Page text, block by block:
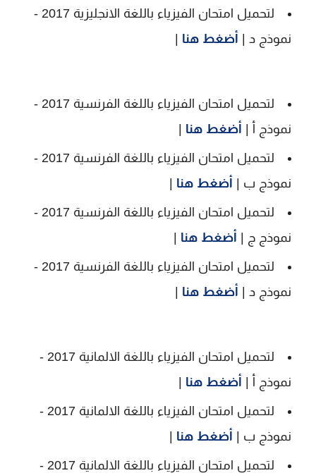
لتحميل امتحان الفيزياء باللغة الانجليزية 2017 -
نموذج د | أضغط هنا
لتحميل امتحان الفيزياء باللغة الفرنسية 2017 -
نموذج أ | أضغط هنا
لتحميل امتحان الفيزياء باللغة الفرنسية 2017 -
نموذج ب | أضغط هنا
لتحميل امتحان الفيزياء باللغة الفرنسية 2017 -
نموذج ج | أضغط هنا
لتحميل امتحان الفيزياء باللغة الفرنسية 2017 -
نموذج د | أضغط هنا
لتحميل امتحان الفيزياء باللغة الالمانية 2017 -
نموذج أ | أضغط هنا
لتحميل امتحان الفيزياء باللغة الالمانية 2017 -
نموذج ب | أضغط هنا
لتحميل امتحان الفيزياء باللغة الالمانية 2017 -